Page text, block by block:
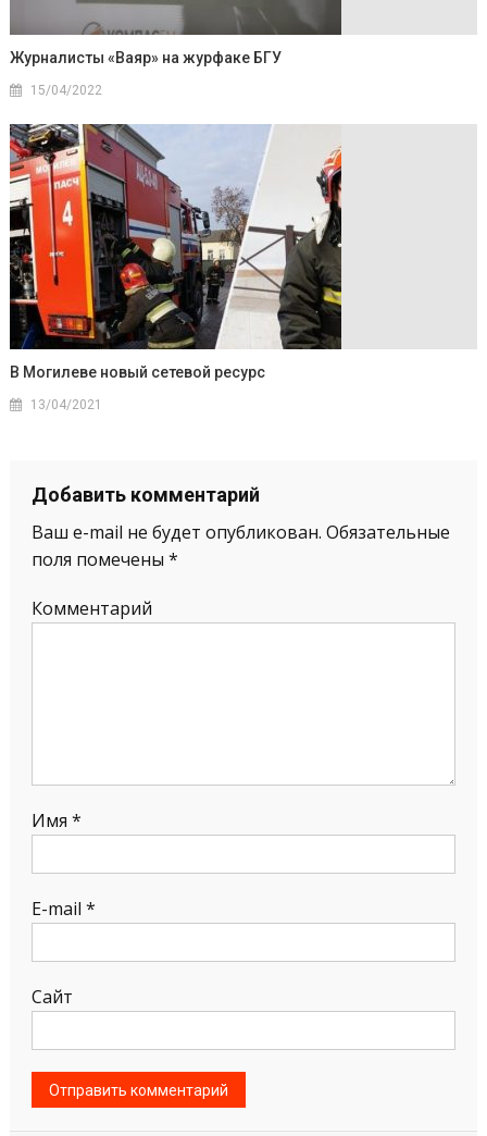
Журналисты «Ваяр» на журфаке БГУ
15/04/2022
В Могилеве новый сетевой ресурс
13/04/2021
Добавить комментарий
Ваш e-mail не будет опубликован. Обязательные
поля помечены *
Комментарий
Имя *
E-mail *
Сайт